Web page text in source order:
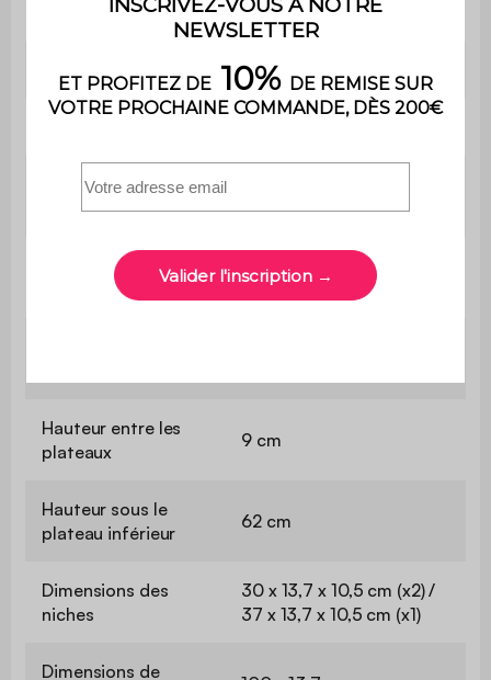
Avec rangements Oui
Non
Dimensions du
plateau supérieur
Dimensions du
plateau inférieur
91,8 x 37,4 cm
Hauteur entre les
plateaux
9 cm
Hauteur sous le
plateau inférieur
62 cm
Dimensions des
niches
30 x 13,7 x 10,5 cm (x2) /
37 x 13,7 x 10,5 cm (x1)
Dimensions de